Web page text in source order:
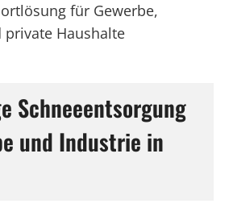
für Gewerbe,
Haushalte
Schneeentsorgung
und Industrie in